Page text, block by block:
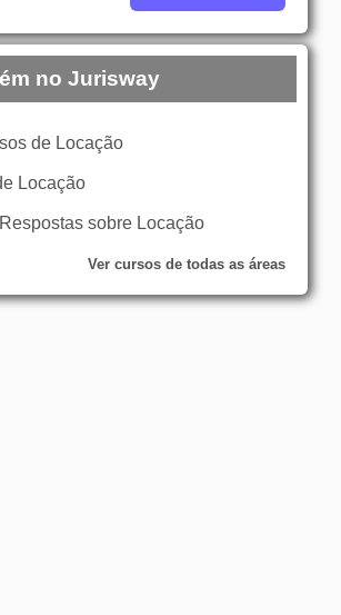
no Jurisway
de Locação
Locação
sobre Locação
Ver cursos de todas as áreas